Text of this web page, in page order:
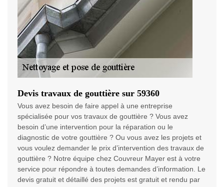
Devis travaux de gouttière sur 59360
Vous avez besoin de faire appel à une entreprise
spécialisée pour vos travaux de gouttière ? Vous avez
besoin d’une intervention pour la réparation ou le
diagnostic de votre gouttière ? Ou vous avez les projets et
vous voulez demander le prix d’intervention des travaux de
gouttière ? Notre équipe chez Couvreur Mayer est à votre
service pour répondre à toutes demandes d’information. Le
devis gratuit et détaillé des projets est gratuit et rendu par